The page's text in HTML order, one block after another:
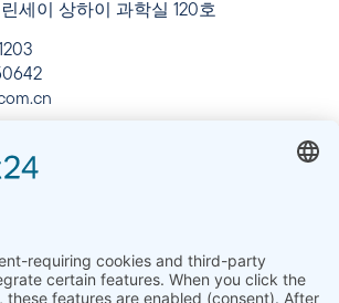
세이 상하이 과학실 120호
인도 주식회사 플롯 65, 2층, 사이 엔